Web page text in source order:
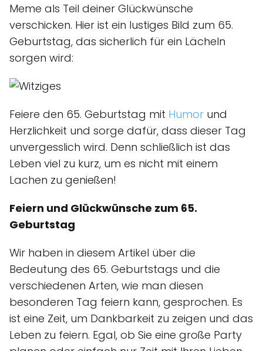
Meme als Teil deiner Glückwünsche
verschicken. Hier ist ein lustiges Bild zum 65.
Geburtstag, das sicherlich für ein Lächeln
sorgen wird:
Feiere den 65. Geburtstag mit Humor und
Herzlichkeit und sorge dafür, dass dieser Tag
unvergesslich wird. Denn schließlich ist das
Leben viel zu kurz, um es nicht mit einem
Lachen zu genießen!
Feiern und Glückwünsche zum 65.
Geburtstag
Wir haben in diesem Artikel über die
Bedeutung des 65. Geburtstags und die
verschiedenen Arten, wie man diesen
besonderen Tag feiern kann, gesprochen. Es
ist eine Zeit, um Dankbarkeit zu zeigen und das
Leben zu feiern. Egal, ob Sie eine große Party